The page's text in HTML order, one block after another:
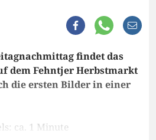
findet das
dem Fehntjer Herbstmarkt
die ersten Bilder in einer
ca. 1 Minute